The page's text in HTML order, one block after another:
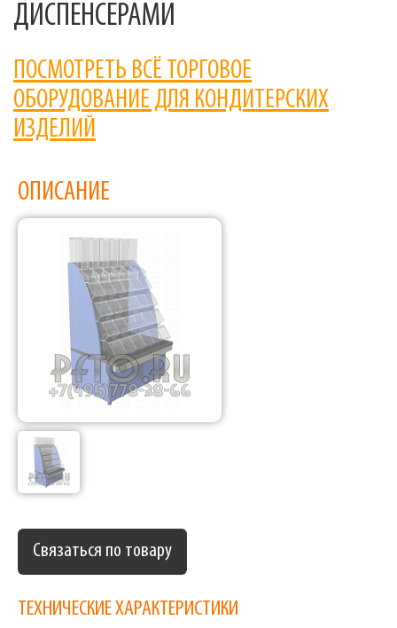
Фабрика торгового оборудования
ДИСПЕНСЕРАМИ
ПОСМОТРЕТЬ ВСЁ ТОРГОВОЕ
ОБОРУДОВАНИЕ ДЛЯ КОНДИТЕРСКИХ
ИЗДЕЛИЙ
ОПИСАНИЕ
Связаться по товару
ТЕХНИЧЕСКИЕ ХАРАКТЕРИСТИКИ